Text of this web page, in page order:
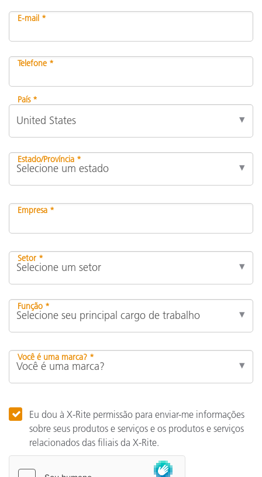
E-mail *
Telefone *
País *
Estado/Província *
Empresa *
Setor *
Função *
Você é uma marca? *
Eu dou à X-Rite permissão para enviar-me informações
sobre seus produtos e serviços e os produtos e serviços
relacionados das filiais da X-Rite.